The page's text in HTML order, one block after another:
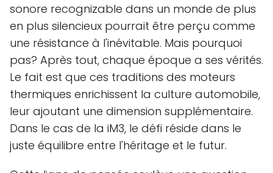
sonore recognizable dans un monde de plus
en plus silencieux pourrait être perçu comme
une résistance à l'inévitable. Mais pourquoi
pas? Après tout, chaque époque a ses vérités.
Le fait est que ces traditions des moteurs
thermiques enrichissent la culture automobile,
leur ajoutant une dimension supplémentaire.
Dans le cas de la iM3, le défi réside dans le
juste équilibre entre l'héritage et le futur.